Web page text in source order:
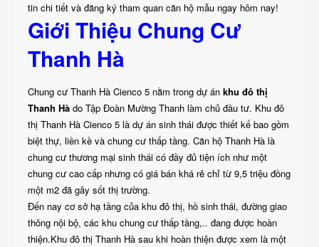
tin chi tiết và đăng ký tham quan căn hộ mẫu ngay hôm nay!
Giới Thiệu Chung Cư
Thanh Hà
Chung cư Thanh Hà Cienco 5 nằm trong dự án khu đô thị
Thanh Hàdo Tập Đoàn Mường Thanh làm chủ đầu tư. Khu đô
thị Thanh Hà Cienco 5 là dự án sinh thái được thiết kế bao gồm
biệt thự, liền kề và chung cư thấp tầng. Căn hộ Thanh Hà là
chung cư thương mại sinh thái có đầy đủ tiện ích như một
chung cư cao cấp nhưng có giá bán khá rẻ chỉ từ 9,5 triệu đồng
một m2 đã gây sốt thị trường.
Đến nay cơ sở hạ tầng của khu đô thị, hồ sinh thái, đường giao
thông nội bộ, các khu chung cư thấp tầng,.. đang được hoàn
thiện.Khu đô thị Thanh Hà sau khi hoàn thiện được xem là một